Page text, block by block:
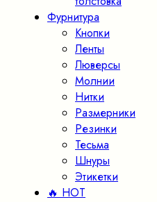
Фурнитура
Кнопки
Ленты
Люверсы
Молнии
Нитки
Размерники
Резинки
Тесьма
Шнуры
Этикетки
🔥 HOT